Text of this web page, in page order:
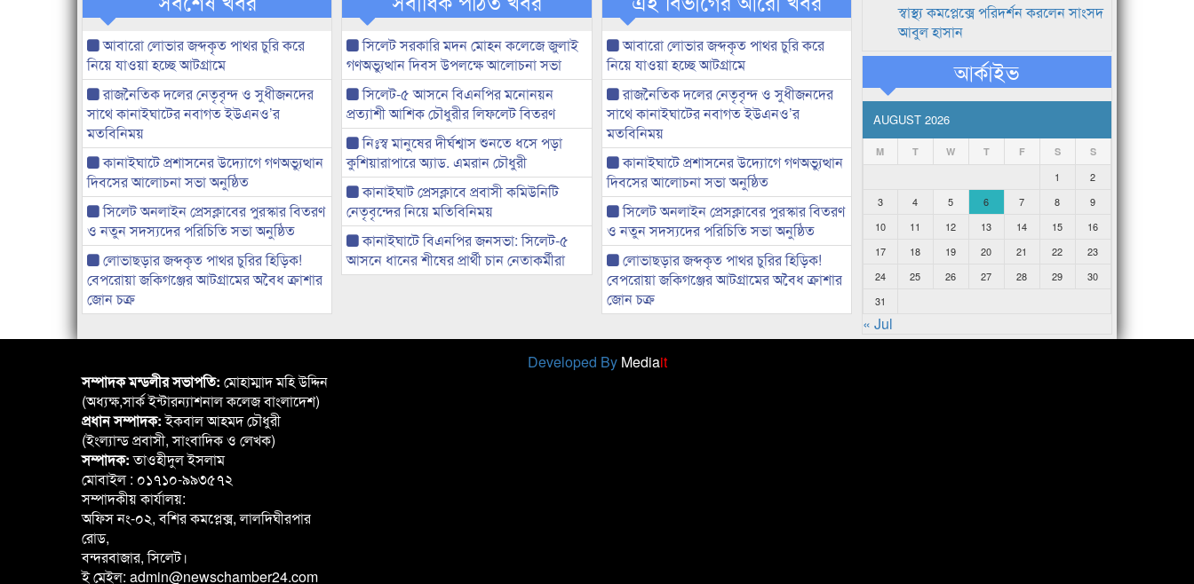
আবারো লোভার জব্দকৃত পাথর চুরি করে
নিয়ে যাওয়া হচ্ছে আটগ্রামে
রাজনৈতিক দলের নেতৃবৃন্দ ও সুধীজনদের
সাথে কানাইঘাটের নবাগত ইউএনও’র
মতবিনিময়
কানাইঘাটে প্রশাসনের উদ্যোগে গণঅভ্যুত্থান
দিবসের আলোচনা সভা অনুষ্ঠিত
সিলেট অনলাইন প্রেসক্লাবের পুরস্কার বিতরণ
ও নতুন সদস্যদের পরিচিতি সভা অনুষ্ঠিত
লোভাছড়ার জব্দকৃত পাথর চুরির হিড়িক!
বেপরোয়া জকিগঞ্জের আটগ্রামের অবৈধ ক্রাশার
জোন চক্র
সিলেট সরকারি মদন মোহন কলেজে জুলাই
গণঅভ্যুত্থান দিবস উপলক্ষে আলোচনা সভা
সিলেট-৫ আসনে বিএনপির মনোনয়ন
প্রত্যাশী আশিক চৌধুরীর লিফলেট বিতরণ
নিঃস্ব মানুষের দীর্ঘশ্বাস শুনতে ধসে পড়া
কুশিয়ারাপারে অ্যাড. এমরান চৌধুরী
কানাইঘাট প্রেসক্লাবে প্রবাসী কমিউনিটি
নেতৃবৃন্দের নিয়ে মতিবিনিময়
কানাইঘাটে বিএনপির জনসভা: সিলেট-৫
আসনে ধানের শীষের প্রার্থী চান নেতাকর্মীরা
আবারো লোভার জব্দকৃত পাথর চুরি করে
নিয়ে যাওয়া হচ্ছে আটগ্রামে
রাজনৈতিক দলের নেতৃবৃন্দ ও সুধীজনদের
সাথে কানাইঘাটের নবাগত ইউএনও’র
মতবিনিময়
কানাইঘাটে প্রশাসনের উদ্যোগে গণঅভ্যুত্থান
দিবসের আলোচনা সভা অনুষ্ঠিত
সিলেট অনলাইন প্রেসক্লাবের পুরস্কার বিতরণ
ও নতুন সদস্যদের পরিচিতি সভা অনুষ্ঠিত
লোভাছড়ার জব্দকৃত পাথর চুরির হিড়িক!
বেপরোয়া জকিগঞ্জের আটগ্রামের অবৈধ ক্রাশার
জোন চক্র
স্বাস্থ্য কমপ্লেক্সে পরিদর্শন করলেন সাংসদ
আবুল হাসান
আর্কাইভ
AUGUST 2026
M T W T F S S
1
2
3
4 5 6 7 8
9
10
11 12 13 14 15
16
17
18 19 20 21 22
23
24
25 26 27 28 29
30
31
« Jul
Developed By Mediait
সম্পাদক মন্ডলীর সভাপতি: মোহাম্মাদ মহি উদ্দিন
(অধ্যক্ষ,সার্ক ইন্টারন্যাশনাল কলেজ বাংলাদেশ)
প্রধান সম্পাদক:ইকবাল আহমদ চৌধুরী
(ইংল্যান্ড প্রবাসী, সাংবাদিক ও লেখক)
সম্পাদক:তাওহীদুল ইসলাম
মোবাইল : ০১৭১০-৯৯৩৫৭২
সম্পাদকীয় কার্যালয়:
অফিস নং-০২, বশির কমপ্লেক্স, লালদিঘীরপার
রোড,
বন্দরবাজার, সিলেট।
ই মেইল: admin@newschamber24.com